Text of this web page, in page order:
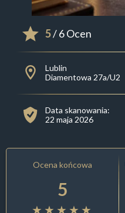
5/ 6 Ocen
Lublin
Diamentowa 27a/U2
Data skanowania:
22 maja 2026
Ocena końcowa
5